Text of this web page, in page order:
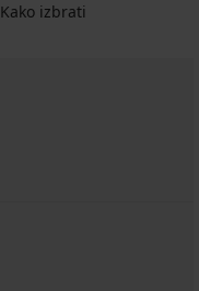
Kako izbrati